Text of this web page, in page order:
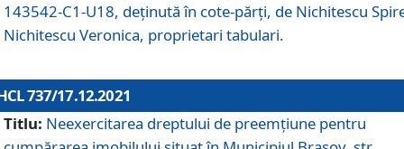
143542-C1-U18, deținută în cote-părți, de Nichitescu
Nichitescu Veronica, proprietari tabulari.
737/17.12.2021
Titlu: Neexercitarea dreptului de preemţiune pentru